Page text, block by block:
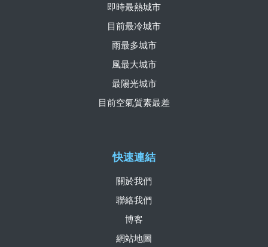
快速連結
關於我們
聯絡我們
博客
網站地圖
即時最熱城市
目前最冷城市
雨最多城市
風最大城市
最陽光城市
目前空氣質素最差